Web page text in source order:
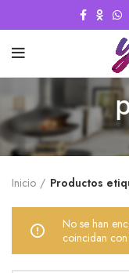
Inicio Productos
No se han
coincidan